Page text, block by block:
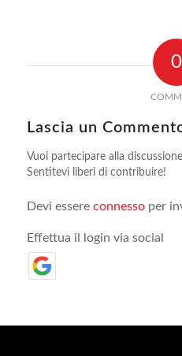
0
Lascia un
Vuoi partecipare alla
Sentitevi liberi di contribuire!
Devi essere connessoper
Effettua il login via social